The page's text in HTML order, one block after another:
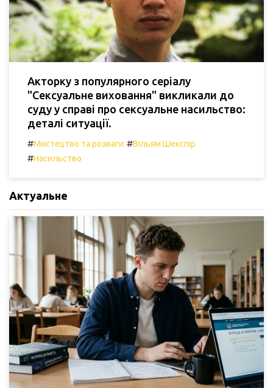
Акторку з популярного серіалу
"Сексуальне виховання" викликали до
суду у справі про сексуальне насильство:
деталі ситуації.
#Мистецтво та розваги #Вільям Шекспір
#Насильство
Актуальне